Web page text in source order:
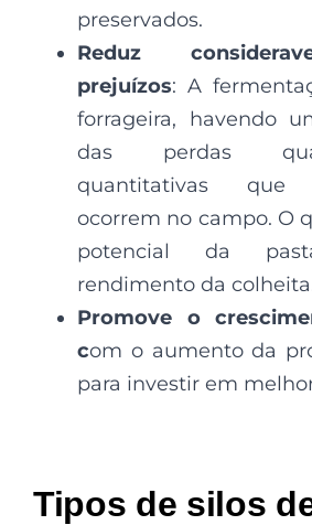
preservados.
Reduz
prejuízos: A
forrageira, havendo
das perdas
quantitativas que
ocorrem no campo. O
potencial da
rendimento da
Promove o
com o aumento da
para investir em
Tipos de silos